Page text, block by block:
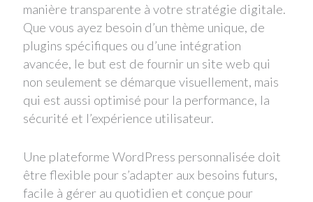
manière transparente à votre stratégie digitale.
Que vous ayez besoin d’un thème unique, de
plugins spécifiques ou d’une intégration
avancée, le but est de fournir un site web qui
non seulement se démarque visuellement, mais
qui est aussi optimisé pour la performance, la
sécurité et l’expérience utilisateur.
Une plateforme WordPress personnalisée doit
être flexible pour s’adapter aux besoins futurs,
facile à gérer au quotidien et conçue pour